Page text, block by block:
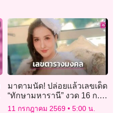
มาตามนัด! ปล่อยแล้วเลขเด็ด
“ทักษามหารานี” งวด 16 ก.ค.
2569 คอหวยแห่ส่องตาราง
11 กรกฎาคม 2569 5:00 น.